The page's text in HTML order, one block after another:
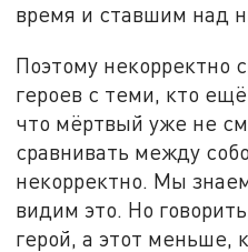
время и ставшим над
Поэтому некорректно
героев с теми, кто
что мёртвый уже не
сравнивать между
некорректно. Мы
видим это. Но
герой, а этот меньше,